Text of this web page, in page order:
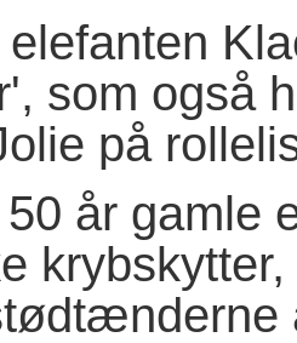
som også
på
år gamle